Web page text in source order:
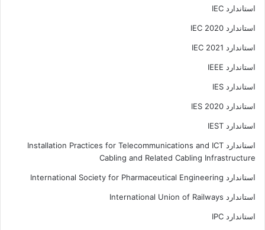
استاندارد IEC
استاندارد IEC 2020
استاندارد IEC 2021
استاندارد IEEE
استاندارد IES
استاندارد IES 2020
استاندارد IEST
استاندارد Installation Practices for Telecommunications and ICT
Cabling and Related Cabling Infrastructure
استاندارد International Society for Pharmaceutical Engineering
استاندارد International Union of Railways
استاندارد IPC